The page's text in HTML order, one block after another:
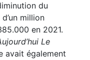
du
million
en 2021.
Le
avait également